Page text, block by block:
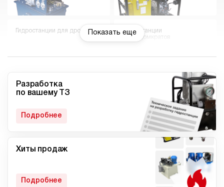
Гидростанции для дровокола
Гидростанции
гидродомкратов
Гидростанции для токарного
Мини гидростанции
Компактные гидростанции
Показать еще
Разработка
по вашему ТЗ
Подробнее
Хиты продаж
Подробнее